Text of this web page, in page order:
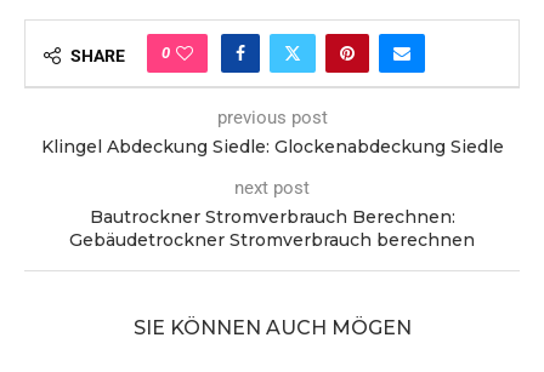
SHARE 0
previous post
Klingel Abdeckung Siedle: Glockenabdeckung Siedle
next post
Bautrockner Stromverbrauch Berechnen:
Gebäudetrockner Stromverbrauch berechnen
SIE KÖNNEN AUCH MÖGEN